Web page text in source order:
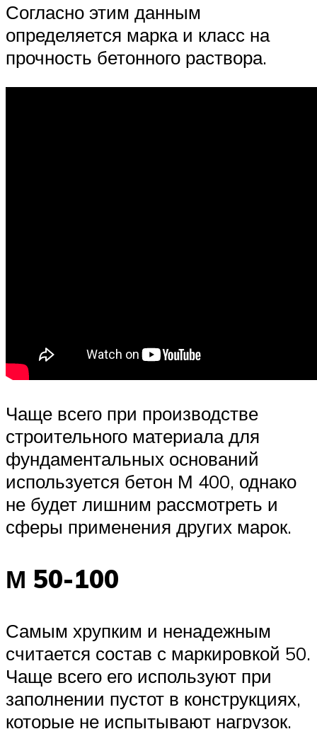
Согласно этим данным
определяется марка и класс на
прочность бетонного раствора.
Чаще всего при производстве
строительного материала для
фундаментальных оснований
используется бетон М 400, однако
не будет лишним рассмотреть и
сферы применения других марок.
М 50-100
Самым хрупким и ненадежным
считается состав с маркировкой 50.
Чаще всего его используют при
заполнении пустот в конструкциях,
которые не испытывают нагрузок.